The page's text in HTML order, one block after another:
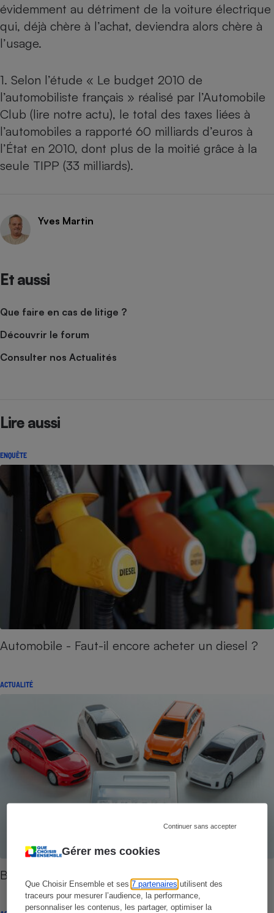
Gérer mes cookies
Que Choisir Ensemble et ses7 partenaires utilisent des
traceurs pour mesurer l’audience, la performance,
personnaliser les contenus, les partager, optimiser la
Continuer sans accepter
évidemment au détriment de la voiture électrique
qui, déjà chère à l’achat, deviendra alors chère à
l’usage.
1. Selon l’étude « Le budget 2010 de
l’automobiliste français » réalisé par l’Automobile
Club (lire notre actu), le total des taxes liées à
l’automobiles a rapporté 60 milliards d’euros à
l’État en 2010, dont plus de la moitié grâce à la
seule TIPP (33 milliards).
Yves Martin
Et aussi
Que faire en cas de litige ?
Découvrir le forum
Consulter nos Actualités
Lire aussi
ENQUÊTE
Automobile - Faut-il encore acheter un diesel ?
ACTUALITÉ
Budget auto - Très chère voiture